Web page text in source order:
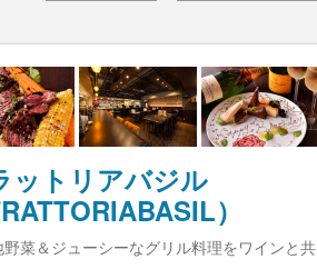
ットリアバジル
）
菜＆ジューシーなグリル料理をワインと共